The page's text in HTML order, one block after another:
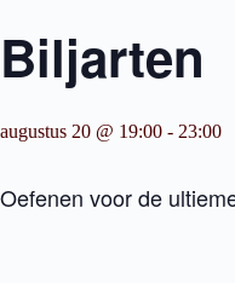
Biljarten
augustus 20 @ 19:00 - 23:00
Oefenen voor de